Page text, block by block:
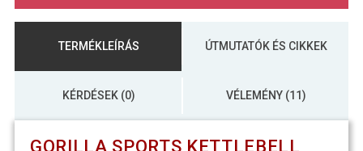
TERMÉKLEÍRÁS ÚTMUTATÓK ÉS CIKKEK
KÉRDÉSEK (0) VÉLEMÉNY (11)
GORILLA SPORTS KETTLEBELL